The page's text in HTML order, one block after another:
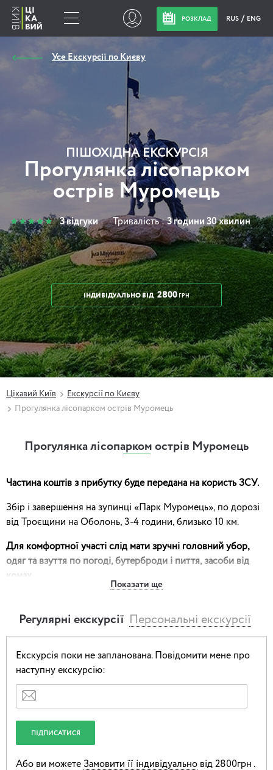
РОЗКЛАД RUS ENG
Усе Екскурсії по Києву
ПІШОХІДНА ЕКСКУРСІЯ
Прогулянка лісопарком
острів Муромець
3 відгуки Тривалість :3 години 30 хвилин
ІНДИВІДУАЛЬНОВІД 2800 ГРН
Цікавий Київ
Екскурсії по Києву
Прогулянка лісопарком острів Муромець
Прогулянка лісопарком острів Муромець
Частина коштів з прибутку буде передана на користь ЗСУ.
Збір і завершення на зупинці «Парк Муромець», по дорозі
від Троєщини на Оболонь, 3-4 години, близько 10 км.
Для комфортної участі слід мати зручні головний убор,
одяг та взуття по погоді, бутерброди і пиття, засоби від
комах.
Бобровні, парк скульптур, спортивно-розважальний
комплекс, мальовнича місцевість, велопрокат.
Цей великий піщаний острів утворився колись
намиваннями дніпровських і деснянських вод. З давніх
давен тут селилися рибалки. Назва нагадує, як стерегли
київські рубежі билинні богатирі – Добриня Микитович,
монастир Микільська пустинь, а згодом прославилася ще й
Показати ще
Регулярні екскурсії Персональні екскурсії
Екскурсія поки не запланована.
Повідомити мене про
наступну екскурсію:
Або ви можете Замовити її індивідуально від 2800грн .